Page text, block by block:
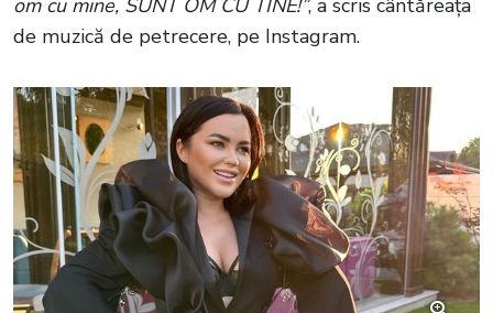
om cu mine, SUNT OM CU TINE!”, a scris cântăreața
de muzică de petrecere, pe Instagram.